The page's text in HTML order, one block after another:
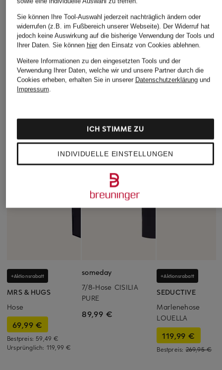
+Aktionsrabatt
MRS & HUGS
Hose
69,99 €
Bestpreis: 59,49 €
Ursprünglich: 119,99 €
someday
7/8-Hose CISILIA
PURE
89,99 €
+Aktionsrabatt
SEDUCTIVE
Marlenehose
LOUELLA
119,99 €
Bestpreis:269,95 €
Sie können Ihre Tool-Auswahl jederzeit nachträglich ändern oder
widerrufen (z.B. im Fußbereich unserer Webseite). Der Widerruf hat
jedoch keine Auswirkung auf die bisherige Verwendung der Tools und
Ihrer Daten. Sie können hierden Einsatz von Cookies ablehnen.
Weitere Informationen zu den eingesetzten Tools und der
Verwendung Ihrer Daten, welche wir und unsere Partner durch die
Cookies erheben, erhalten Sie in unserer Datenschutzerklärungund
Impressum.
INDIVIDUELLE EINSTELLUNGEN
ICH STIMME ZU